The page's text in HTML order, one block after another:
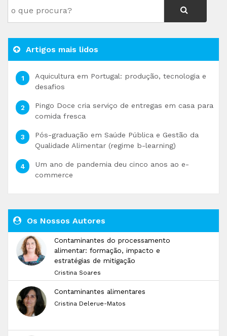
Artigos mais lidos
Aquicultura em Portugal: produção, tecnologia e
desafios
Pingo Doce cria serviço de entregas em casa para
comida fresca
Pós-graduação em Saúde Pública e Gestão da
Qualidade Alimentar (regime b-learning)
Um ano de pandemia deu cinco anos ao e-
commerce
Os Nossos Autores
Contaminantes do processamento
alimentar: formação, impacto e
estratégias de mitigação
Cristina Soares
Contaminantes alimentares
Cristina Delerue-Matos